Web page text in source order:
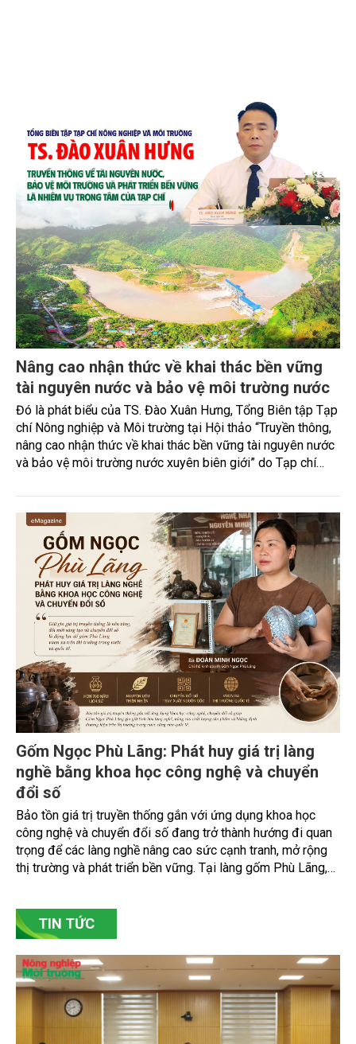
Nâng cao nhận thức về khai thác bền vững
tài nguyên nước và bảo vệ môi trường nước
Đó là phát biểu của TS. Đào Xuân Hưng, Tổng Biên tập Tạp
chí Nông nghiệp và Môi trường tại Hội thảo “Truyền thông,
nâng cao nhận thức về khai thác bền vững tài nguyên nước
và bảo vệ môi trường nước xuyên biên giới” do Tạp chí
và Môi trường tỉnh Lai Châu tổ chức ngày 10/7/2026. Hội
thảo thu hút sự tham gia của hơn 100 đại biểu là lãnh đạo
các đơn vị thuộc Bộ Nông nghiệp và Môi trường, chuyên
gia, nhà khoa học, Sở Nông nghiệp và Môi trường tỉnh Lai
Châu và đại diện các cơ quan đơn vị doanh nghiệp ở các
tỉnh miền núi phía Bắc.
Gốm Ngọc Phù Lãng: Phát huy giá trị làng
nghề bằng khoa học công nghệ và chuyển
đổi số
Bảo tồn giá trị truyền thống gắn với ứng dụng khoa học
công nghệ và chuyển đổi số đang trở thành hướng đi quan
trọng để các làng nghề nâng cao sức cạnh tranh, mở rộng
thị trường và phát triển bền vững. Tại làng gốm Phù Lãng,
dựng thương hiệu trên nền tảng giá trị truyền thống.
TIN TỨC